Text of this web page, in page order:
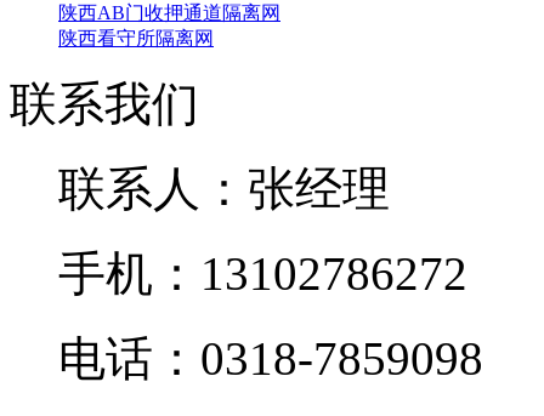
陕西AB门收押通道隔离网
陕西看守所隔离网
联系我们
联系人：张经理
手机：13102786272
电话：0318-7859098